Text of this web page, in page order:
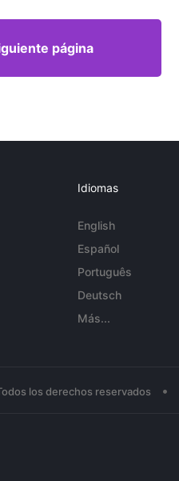
página
Idiomas
English
Español
Português
Deutsch
Más...
los derechos reservados •